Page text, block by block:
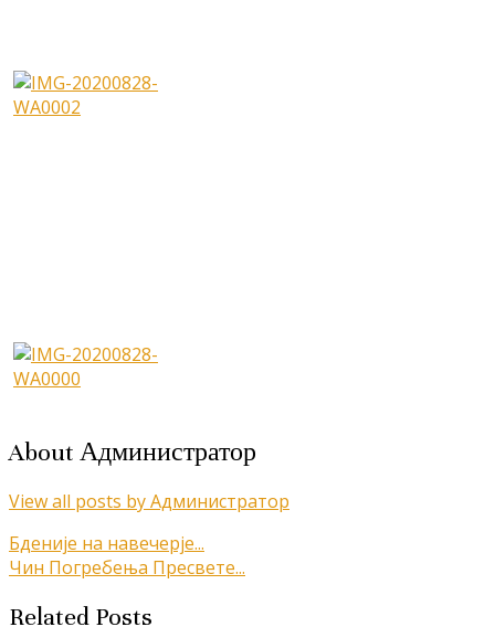
About Администратор
View all posts by Администратор
Кретање
чланка
Бденије на навечерје...
Чин Погребења Пресвете...
Related Posts